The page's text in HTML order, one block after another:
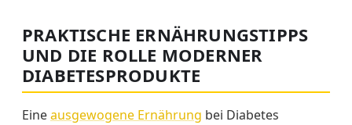
PRAKTISCHE ERNÄHRUNGSTIPPS
UND DIE ROLLE MODERNER
DIABETESPRODUKTE
Eineausgewogene Ernährung bei Diabetes